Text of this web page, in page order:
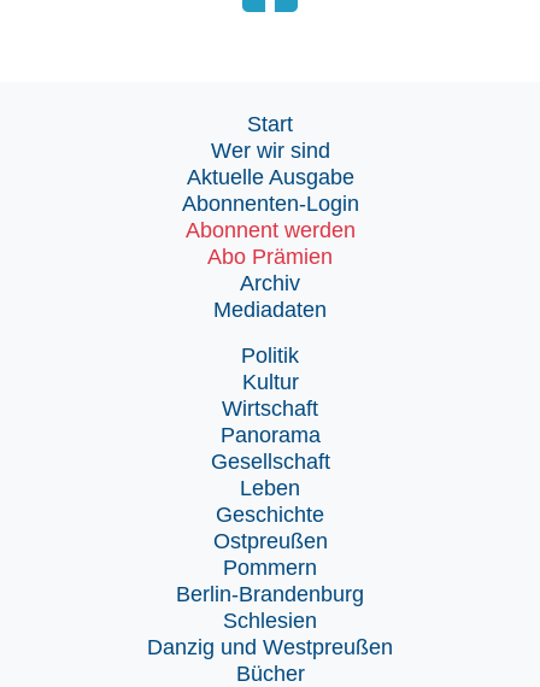
Start
Wer wir sind
Aktuelle Ausgabe
Abonnenten-Login
Abonnent werden
Abo Prämien
Archiv
Mediadaten
Politik
Kultur
Wirtschaft
Panorama
Gesellschaft
Leben
Geschichte
Ostpreußen
Pommern
Berlin-Brandenburg
Schlesien
Danzig und Westpreußen
Bücher